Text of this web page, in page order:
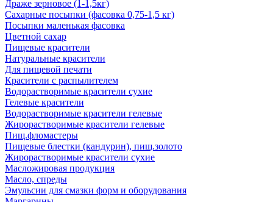
Драже зерновое (1-1,5кг)
Сахарные посыпки (фасовка 0,75-1,5 кг)
Посыпки маленькая фасовка
Цветной сахар
Пищевые красители
Натуральные красители
Для пищевой печати
Красители с распылителем
Водорастворимые красители сухие
Гелевые красители
Водорастворимые красители гелевые
Жирорастворимые красители гелевые
Пищ.фломастеры
Пищевые блестки (кандурин), пищ.золото
Жирорастворимые красители сухие
Масложировая продукция
Масло, спреды
Эмульсии для смазки форм и оборудования